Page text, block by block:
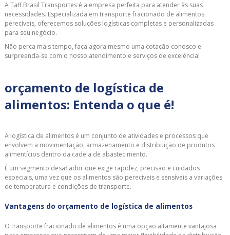
A Taff Brasil Transportes é a empresa perfeita para atender às suas
necessidades. Especializada em transporte fracionado de alimentos
perecíveis, oferecemos soluções logísticas completas e personalizadas
para seu negócio.
Não perca mais tempo, faça agora mesmo uma cotação conosco e
surpreenda-se com o nosso atendimento e serviços de excelência!
orçamento de logística de
alimentos: Entenda o que é!
A logística de alimentos é um conjunto de atividades e processos que
envolvem a movimentação, armazenamento e distribuição de produtos
alimentícios dentro da cadeia de abastecimento.
É um segmento desafiador que exige rapidez, precisão e cuidados
especiais, uma vez que os alimentos são perecíveis e sensíveis a variações
de temperatura e condições de transporte.
Vantagens do orçamento de logística de alimentos
O transporte fracionado de alimentos é uma opção altamente vantajosa